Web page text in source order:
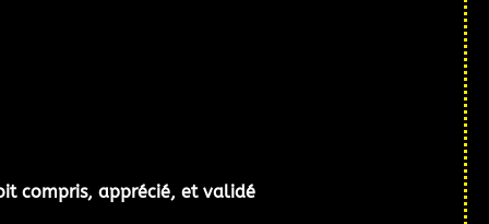
compris, apprécié, et validé